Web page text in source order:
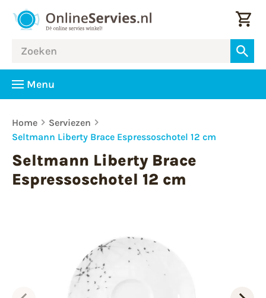
Menu
Home
Serviezen
Seltmann Liberty Brace Espressoschotel 12 cm
Seltmann Liberty Brace
Espressoschotel 12 cm